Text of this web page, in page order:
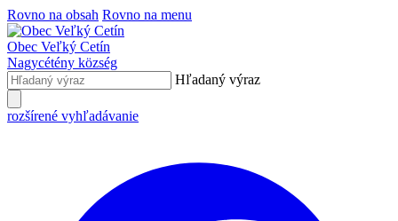
Rovno na obsah Rovno na menu
Obec Veľký Cetín
Nagycétény község
Hľadaný výraz
rozšírené vyhľadávanie